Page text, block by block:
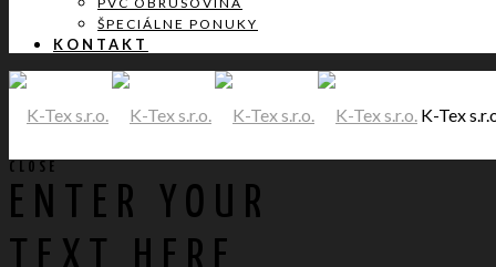
ŠPECIÁLNE PONUKY
KONTAKT
K-Tex
CLOSE
ENTER YOUR